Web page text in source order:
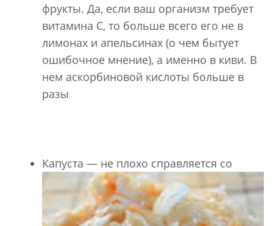
фрукты. Да, если ваш организм требует
витамина С, то больше всего его не в
лимонах и апельсинах (о чем бытует
ошибочное мнение), а именно в киви. В
нем аскорбиновой кислоты больше в
разы
Капуста — не плохо справляется со